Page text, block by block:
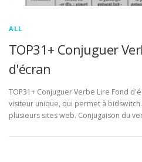
ALL
TOP31+ Conjuguer
d'écran
TOP31+ Conjuguer Verbe Lire Fond
visiteur unique, qui permet à
plusieurs sites web. Conjugaison du